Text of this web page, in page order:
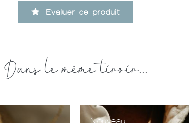
Evaluer ce produit
Dans le même tiroir...